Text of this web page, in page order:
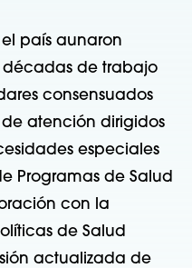
el país aunaron
décadas de trabajo
consensuados
de atención dirigidos
especiales
Programas de Salud
con la
de Salud
actualizada de